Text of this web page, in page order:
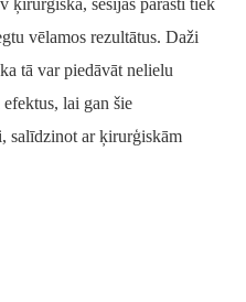
ķirurģiska, sesijas parasti tiek
vēlamos rezultātus. Daži
tā var piedāvāt nelielu
lai gan šie
salīdzinot ar ķirurģiskām